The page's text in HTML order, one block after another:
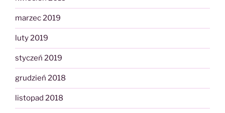
marzec 2019
luty 2019
styczeń 2019
grudzień 2018
listopad 2018